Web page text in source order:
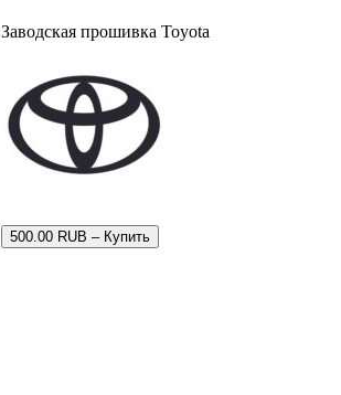
Заводская прошивка Toyota
500.00 RUB – Купить